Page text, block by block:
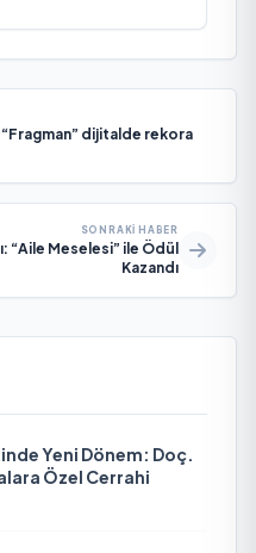
“Fragman” dijitalde rekora
SONRAKI HABER
“Aile Meselesi” ile Ödül
Kazandı
Yeni Dönem: Doç.
Özel Cerrahi